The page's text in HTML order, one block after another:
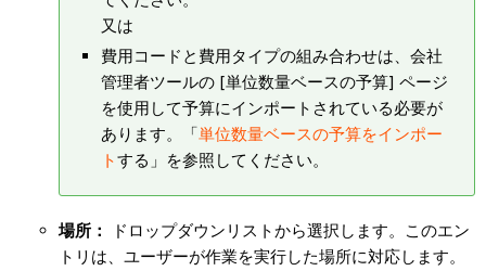
又は
費用コードと費用タイプの組み合わせは、会社
管理者ツールの [単位数量ベースの予算] ページ
を使用して予算にインポートされている必要が
あります。「単位数量ベースの予算をインポー
トする」を参照してください。
場所：
ドロップダウンリストから選択します。このエン
トリは、ユーザーが作業を実行した場所に対応します。